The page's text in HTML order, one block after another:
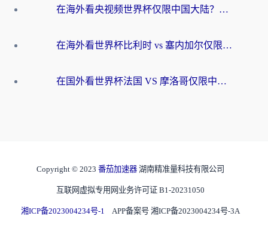
在海外看央视频世界杯仅限中国大陆？这篇指南帮你解锁中文解说+无卡顿直播
在海外看世界杯比利时 vs 塞内加尔仅限中国大陆？我找到了最流畅的中文解说之路
在国外看世界杯法国 VS 摩洛哥仅限中国大陆？海外党这样看中文解说赛事不卡顿
Copyright © 2023 番茄加速器 湖南精准量科技有限公司
互联网虚拟专用网业务许可证 B1-20231050
湘ICP备2023004234号-1 APP备案号 湘ICP备2023004234号-3A